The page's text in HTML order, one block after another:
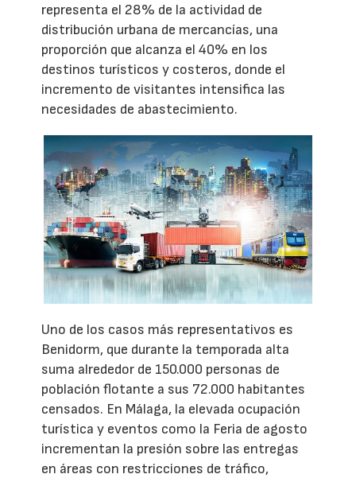
representa el 28% de la actividad de
distribución urbana de mercancías, una
proporción que alcanza el 40% en los
destinos turísticos y costeros, donde el
incremento de visitantes intensifica las
necesidades de abastecimiento.
Uno de los casos más representativos es
Benidorm, que durante la temporada alta
suma alrededor de 150.000 personas de
población flotante a sus 72.000 habitantes
censados. En Málaga, la elevada ocupación
turística y eventos como la Feria de agosto
incrementan la presión sobre las entregas
en áreas con restricciones de tráfico,